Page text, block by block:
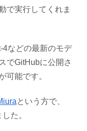
で実行してくれま
などの最新のモデ
でGitHubに公開さ
可能です。
という方で、
た。